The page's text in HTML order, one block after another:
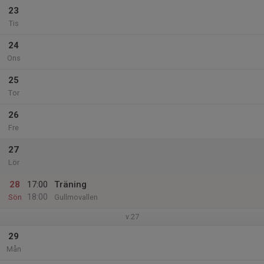
23
Tis
24
Ons
25
Tor
26
Fre
27
Lör
28
Sön
17:00
18:00
Träning
Gullmovallen
v.27
29
Mån